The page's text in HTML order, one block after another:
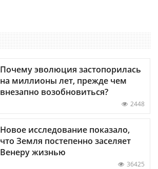
Почему эволюция застопорилась
на миллионы лет, прежде чем
внезапно возобновиться?
2448
Новое исследование показало,
что Земля постепенно заселяет
Венеру жизнью
36425